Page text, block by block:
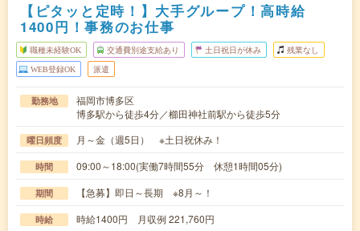
【ピタッと定時！】大手グループ！高時給
1400円！事務のお仕事
職種未経験OK 交通費別途支給あり 土日祝日が休み 残業なし
WEB登録OK 派遣
勤務地
福岡市博多区
博多駅から徒歩4分／櫛田神社前駅から徒歩5分
曜日頻度 月～金（週5日） ※土日祝休み！
時間 09:00～18:00(実働7時間55分 休憩1時間05分)
期間 【急募】即日～長期 ※8月～！
時給 時給1400円 月収例 221,760円